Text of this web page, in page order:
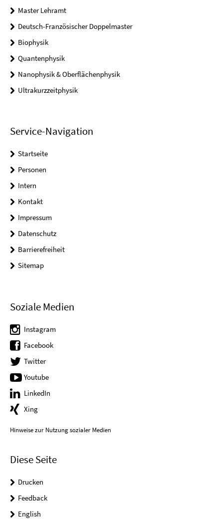
Master Lehramt
Deutsch-Französischer Doppelmaster
Biophysik
Quantenphysik
Nanophysik & Oberflächenphysik
Ultrakurzzeitphysik
Service-Navigation
Startseite
Personen
Intern
Kontakt
Impressum
Datenschutz
Barrierefreiheit
Sitemap
Soziale Medien
Instagram
Facebook
Twitter
Youtube
LinkedIn
Xing
Hinweise zur Nutzung sozialer Medien
Diese Seite
Drucken
Feedback
English